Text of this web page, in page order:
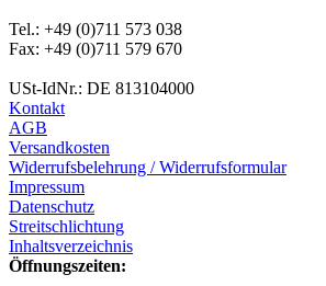
Tel.: +49 (0)711 573 038
Fax: +49 (0)711 579 670
USt-IdNr.: DE 813104000
Kontakt
AGB
Versandkosten
Widerrufsbelehrung / Widerrufsformular
Impressum
Datenschutz
Streitschlichtung
Inhaltsverzeichnis
Öffnungszeiten: